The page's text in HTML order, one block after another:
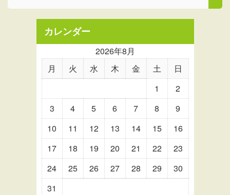
カレンダー
2026年8月
月
火 水 木 金 土
日
1
2
3
4 5 6 7 8
9
10
11 12 13 14 15
16
17
18 19 20 21 22
23
24
25 26 27 28 29
30
31